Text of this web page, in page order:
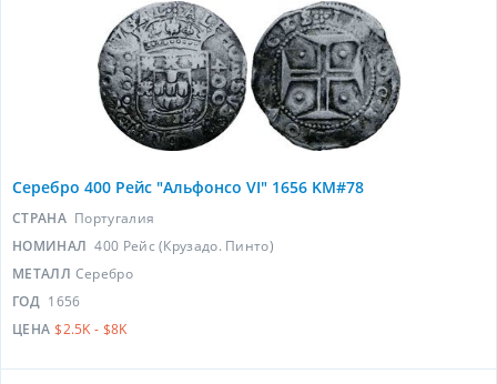
Серебро 400 Рейс "Альфонсо VI" 1656 KM#78
СТРАНА Португалия
НОМИНАЛ 400 Рейс (Крузадо. Пинто)
МЕТАЛЛ Серебро
ГОД 1656
ЦЕНА $2.5K - $8K